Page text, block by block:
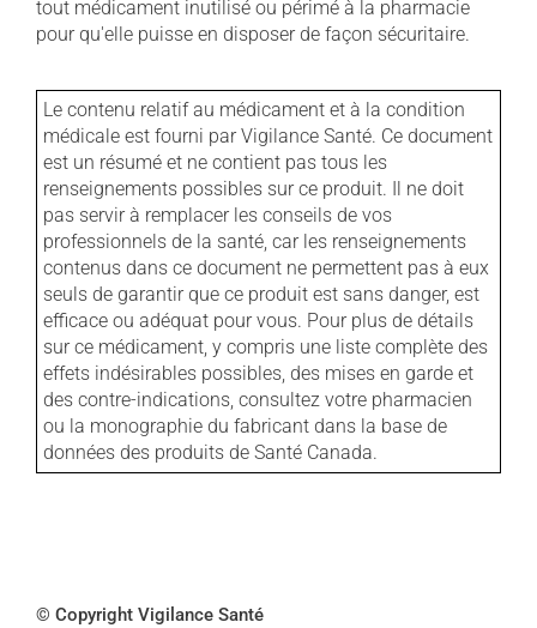
tout médicament inutilisé ou périmé à la pharmacie
pour qu'elle puisse en disposer de façon sécuritaire.
Le contenu relatif au médicament et à la condition
médicale est fourni par Vigilance Santé. Ce document
est un résumé et ne contient pas tous les
renseignements possibles sur ce produit. Il ne doit
pas servir à remplacer les conseils de vos
professionnels de la santé, car les renseignements
contenus dans ce document ne permettent pas à eux
seuls de garantir que ce produit est sans danger, est
efficace ou adéquat pour vous. Pour plus de détails
sur ce médicament, y compris une liste complète des
effets indésirables possibles, des mises en garde et
des contre-indications, consultez votre pharmacien
ou la monographie du fabricant dans la base de
données des produits de Santé Canada.
© Copyright Vigilance Santé